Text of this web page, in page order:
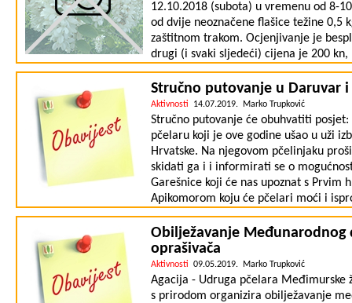
12.10.2018 (subota) u vremenu od 8-
od dvije neoznačene flašice težine 0,5
zaštitnom trakom. Ocjenjivanje je
drugi (i svaki sljedeći) cijena je 200
pčelar će prilikom predaje uzoraka
proizvodnje, da se pri radu pridržava
slaže s javnom objavom rezultata.
na Agronomskom Fakultetu u
izvršiti će se na sajmu Mesap Jesen
rezultata podjele priznanja biti će
kontaktirati na tel. 098/803-333 u
Stručno putovanje u Daruvar i
Aktivnosti 14.07.2019. Marko Trupković
Stručno putovanje će obuhvatiti
pčelaru koji je ove godine ušao u uži
Hrvatske. Na njegovom pčelinjaku
skidati ga i i informirati se o
Garešnice koji će nas upoznat s Prvim
Apikomorom koju će pčelari moći i
Garešnice. Polazak je 20.07.2019
povratak u večernjim satima. Za
obitelji) je cijena 50kn. Što se tiče
uključuje: kompletnu konzumaciju
stručnog vodića itd. Broj sudionika je
zainteresirani na tel 098/550-636 za
Obilježavanje Međunarodnog
oprašivača
Aktivnosti 09.05.2019. Marko Trupković
Agacija - Udruga pčelara Međimurske
s prirodom organizira obilježavanje